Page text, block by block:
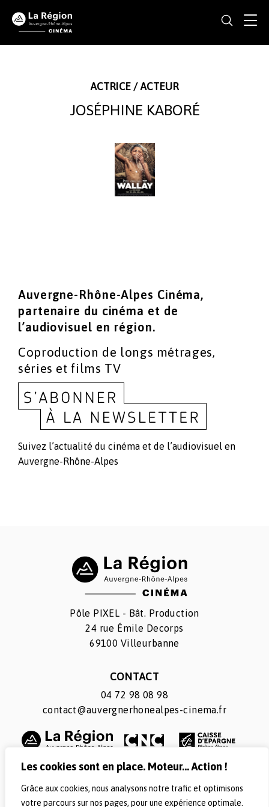
Les cookies sont en place. Moteur... Action !
Grâce aux cookies, nous analysons notre trafic et optimisons
votre parcours sur nos pages, pour une expérience optimale.
ACTRICE / ACTEUR
JOSÉPHINE KABORÉ
Auvergne-Rhône-Alpes Cinéma,
partenaire du cinéma et de
l’audiovisuel en région.
Coproduction de longs métrages,
séries et films TV
Suivez l’actualité du cinéma et de l’audiovisuel en
Auvergne-Rhône-Alpes
Pôle PIXEL - Bât. Production
24 rue Émile Decorps
69100 Villeurbanne
CONTACT
04 72 98 08 98
contact@auvergnerhonealpes-cinema.fr
SUIVEZ-NOUS